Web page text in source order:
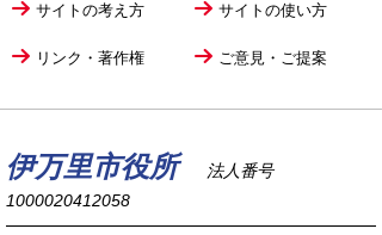
サイトの考え方 サイトの使い方
リンク・著作権 ご意見・ご提案
伊万里市役所
法人番号
1000020412058